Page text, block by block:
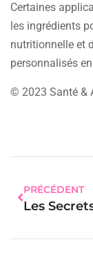
Certaines
les ingrédients
nutritionnelle et
personnalisés
© 2023 Santé &
PRÉCÉDENT